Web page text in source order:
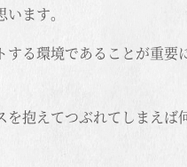
ます。
る環境であることが重要
抱えてつぶれてしまえば